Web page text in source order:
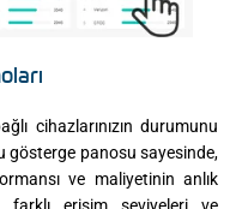
cihazlarınızın durumunu
gösterge panosu sayesinde,
ve maliyetinin anlık
farklı erişim seviyeleri ve